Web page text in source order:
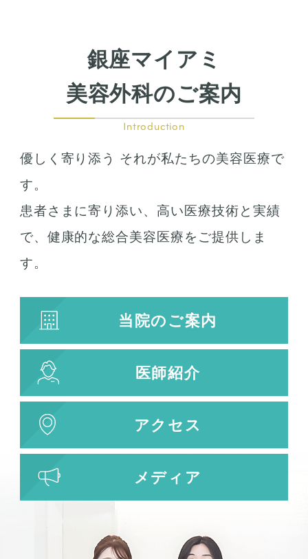
銀座マイアミ
美容外科のご案内
Introduction
優しく寄り添う それが私たちの美容医療で
す。
患者さまに寄り添い、高い医療技術と実績
で、健康的な総合美容医療をご提供しま
す。
当院のご案内
医師紹介
アクセス
メディア